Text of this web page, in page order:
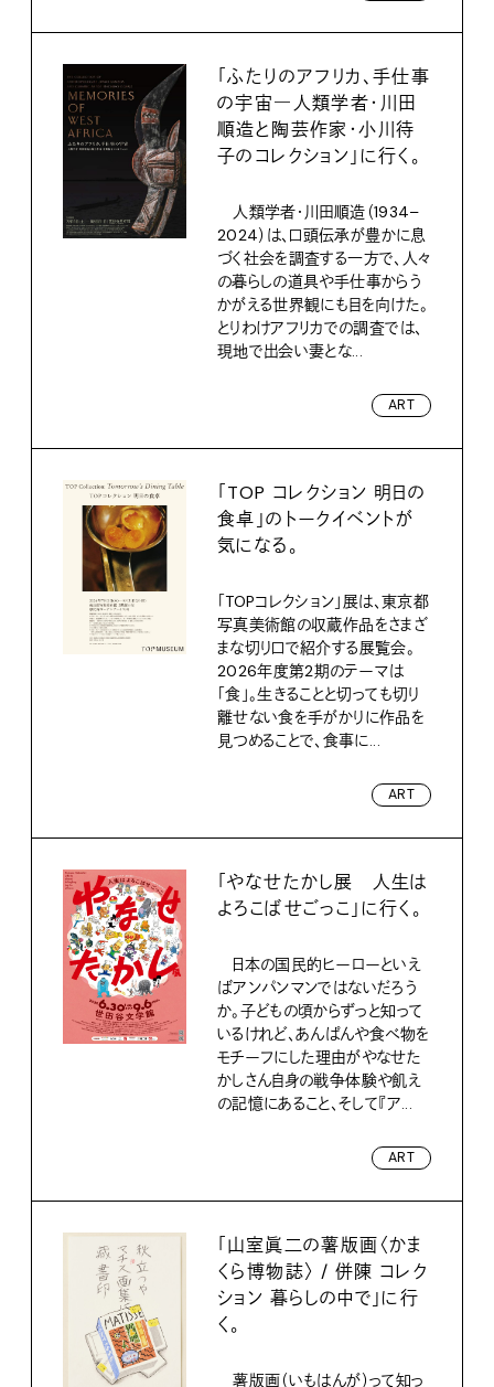
「ふたりのアフリカ、手仕事
の宇宙―人類学者・川田
順造と陶芸作家・小川待
子のコレクション」に行く。
人類学者・川田順造（1934–
2024）は、口頭伝承が豊かに息
づく社会を調査する一方で、人々
の暮らしの道具や手仕事からう
かがえる世界観にも目を向けた。
とりわけアフリカでの調査では、
現地で出会い妻とな...
ART
「TOP コレクション 明日の
食卓」のトークイベントが
気になる。
「TOPコレクション」展は、東京都
写真美術館の収蔵作品をさまざ
まな切り口で紹介する展覧会。
2026年度第2期のテーマは
「食」。生きることと切っても切り
離せない食を手がかりに作品を
見つめることで、食事に...
ART
「やなせたかし展 人生は
よろこばせごっこ」に行く。
日本の国民的ヒーローといえ
ばアンパンマンではないだろう
か。子どもの頃からずっと知って
いるけれど、あんぱんや食べ物を
モチーフにした理由がやなせた
かしさん自身の戦争体験や飢え
の記憶にあること、そして『ア...
ART
「山室眞二の薯版画〈かま
くら博物誌〉 / 併陳 コレク
ション 暮らしの中で」に行
く。
薯版画（いもはんが）って知っ